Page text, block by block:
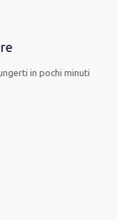
in pochi minuti